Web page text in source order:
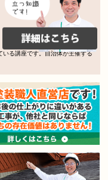
る講座です。自治体が主催する